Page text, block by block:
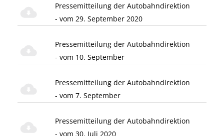
Pressemitteilung der Autobahndirektion
- vom 29. September 2020
Pressemitteilung der Autobahndirektion
- vom 10. September
Pressemitteilung der Autobahndirektion
- vom 7. September
Pressemitteilung der Autobahndirektion
- vom 30. Juli 2020